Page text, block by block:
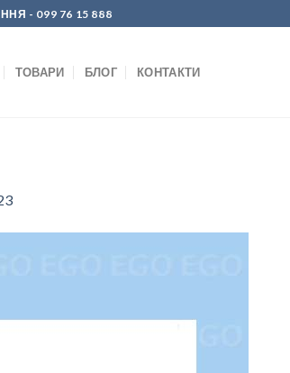
- 099 76 15 888
ТОВАРИ БЛОГ КОНТАКТИ